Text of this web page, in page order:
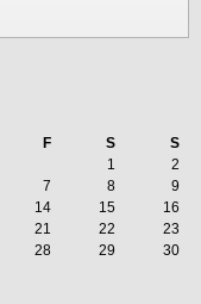
F S S
1
2
7 8
9
14 15
16
21 22
23
28 29
30